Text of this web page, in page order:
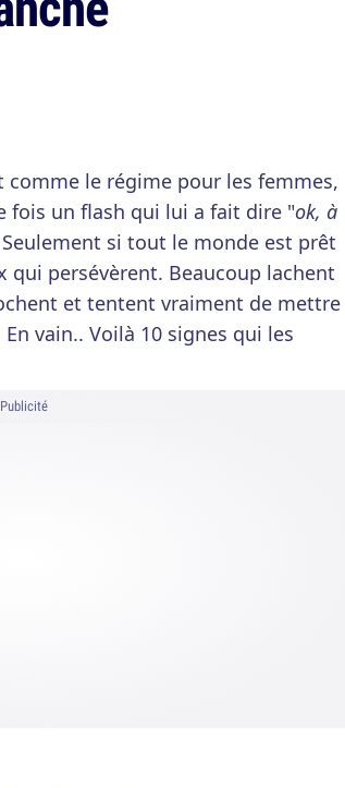
comme le régime pour les femmes,
fois un flash qui lui a fait dire "ok, à
si tout le monde est prêt
qui persévèrent. Beaucoup lachent
et tentent vraiment de mettre
vain.. Voilà 10 signes qui les
Publicité